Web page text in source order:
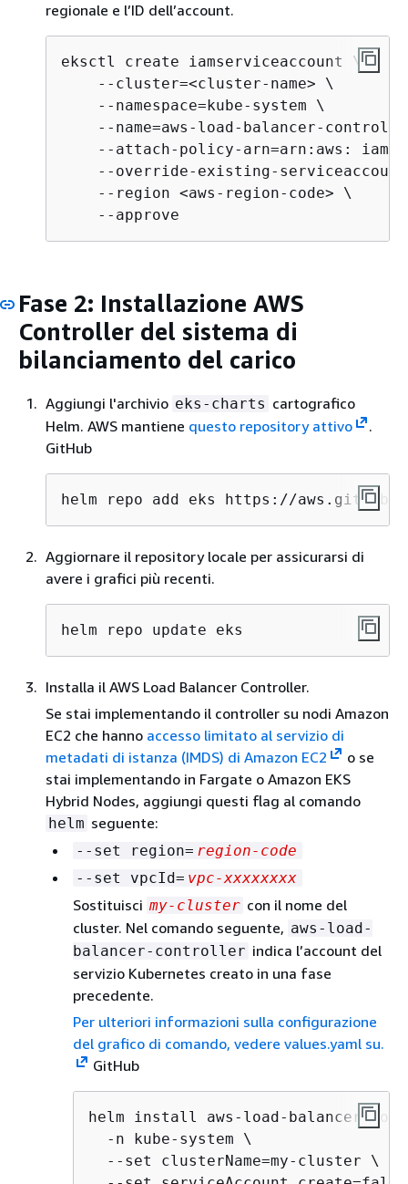
regionale e l’ID dell’account.
eksctl create iamserviceaccount \
    --cluster=<cluster-name> \
    --namespace=kube-system \
--name=aws-load-balancer-
--attach-policy-arn=arn:aws:
--override-existing-
    --region <aws-region-code> \
    --approve
Fase 2: Installazione AWS
Controller del sistema di
bilanciamento del carico
Aggiungi l'archivio eks-charts cartografico
Helm. AWS mantiene questo repository attivo
.
GitHub
helm repo add eks https://
Aggiornare il repository locale per assicurarsi di
avere i grafici più recenti.
helm repo update eks
Installa il AWS Load Balancer Controller.
Se stai implementando il controller su nodi Amazon
EC2 che hanno accesso limitato al servizio di
metadati di istanza (IMDS) di Amazon EC2
o se
stai implementando in Fargate o Amazon EKS
Hybrid Nodes, aggiungi questi flag al comando
helm seguente:
--set region= region-code
--set vpcId= vpc-xxxxxxxx
Sostituisci my-cluster con il nome del
cluster. Nel comando seguente, aws-load-
balancer-controller indica l’account del
servizio Kubernetes creato in una fase
precedente.
Per ulteriori informazioni sulla configurazione
del grafico di comando, vedere values.yaml su.
GitHub
helm install aws-load-balancer-
  -n kube-system \
  --set clusterName=my-cluster \